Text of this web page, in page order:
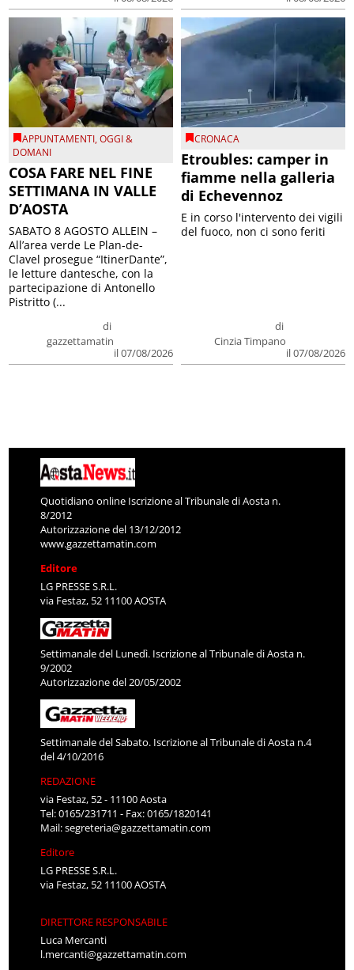
APPUNTAMENTI,OGGI &
DOMANI
COSA FARE NEL FINE
SETTIMANA IN VALLE
D’AOSTA
di
gazzettamatin
il 07/08/2026
SABATO 8 AGOSTO ALLEIN –
All’area verde Le Plan-de-
Clavel prosegue “ItinerDante”,
le letture dantesche, con la
partecipazione di Antonello
Pistritto (...
CRONACA
Etroubles: camper in
fiamme nella galleria
di Echevennoz
di
Cinzia Timpano
il 07/08/2026
E in corso l'intervento dei vigili
del fuoco, non ci sono feriti
Quotidiano online Iscrizione al Tribunale di Aosta n.
8/2012
Autorizzazione del 13/12/2012
www.gazzettamatin.com
Editore
LG PRESSE S.R.L.
via Festaz, 52 11100 AOSTA
Settimanale del Lunedì. Iscrizione al Tribunale di Aosta n.
9/2002
Autorizzazione del 20/05/2002
Settimanale del Sabato. Iscrizione al Tribunale di Aosta n.4
del 4/10/2016
REDAZIONE
via Festaz, 52 - 11100 Aosta
Tel: 0165/231711 - Fax: 0165/1820141
Mail:segreteria@gazzettamatin.com
Editore
LG PRESSE S.R.L.
via Festaz, 52 11100 AOSTA
DIRETTORE RESPONSABILE
Luca Mercanti
l.mercanti@gazzettamatin.com